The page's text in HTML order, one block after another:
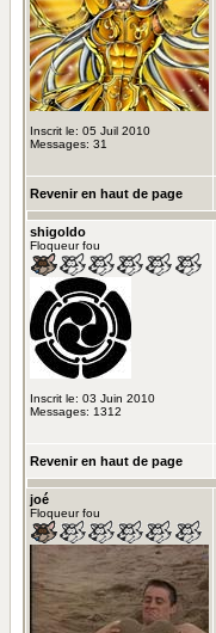
Inscrit le: 05 Juil 2010
Messages: 31
Revenir en haut de page
shigoldo
Floqueur fou
Inscrit le: 03 Juin 2010
Messages: 1312
Revenir en haut de page
joé
Floqueur fou